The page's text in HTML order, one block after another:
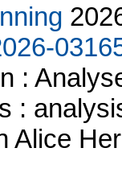
:
:
Alice